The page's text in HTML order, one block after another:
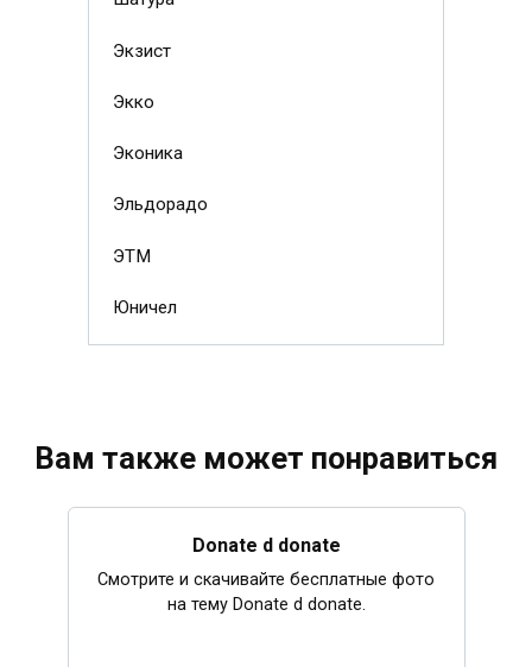
Экзист
Экко
Эконика
Эльдорадо
ЭТМ
Юничел
Вам также может понравиться
Donate d donate
Смотрите и скачивайте бесплатные фото
на тему Donate d donate.